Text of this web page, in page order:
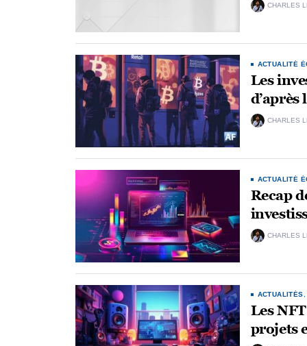
CHARLES
ACTUALITÉ
Les
d’après
CHARLES
ACTUALITÉ
Recap
CHARLES
ACTUALITÉS
Les
projets